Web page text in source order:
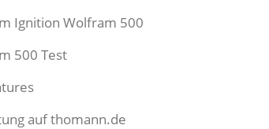
Ignition Wolfram 500
500 Test
auf thomann.de